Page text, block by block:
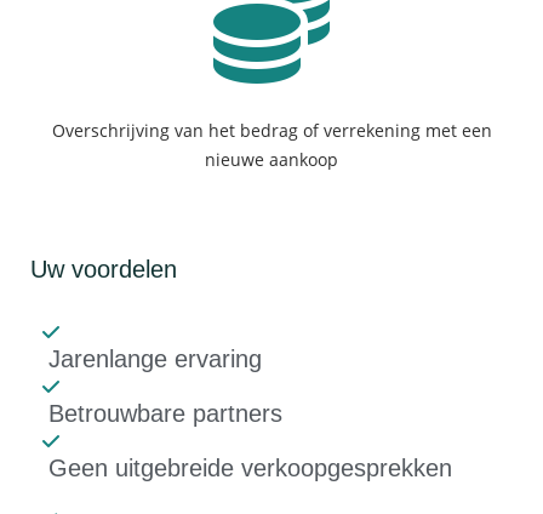
Overschrijving van het bedrag of verrekening met een
nieuwe aankoop
Uw voordelen
Jarenlange ervaring
Betrouwbare partners
Geen uitgebreide verkoopgesprekken